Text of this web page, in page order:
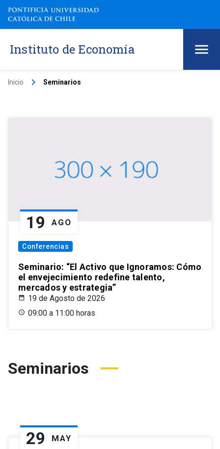
Instituto de Economía
Inicio keyboard_arrow_right Seminarios
19 AGO
Conferencias
Seminario: “El Activo que Ignoramos: Cómo
el envejecimiento redefine talento,
mercados y estrategia”
19 de Agosto de 2026
09:00 a 11:00 horas
Seminarios
29 MAY